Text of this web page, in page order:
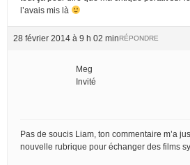
l’avais mis là
28 février 2014 à 9 h 02 minRÉPONDRE
Meg
Invité
Pas de soucis Liam, ton commentaire m’a
nouvelle rubrique pour échanger des films